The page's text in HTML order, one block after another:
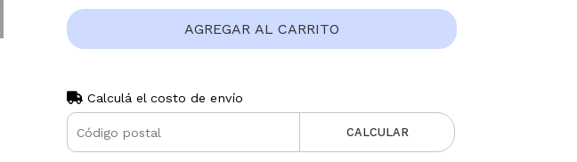
AGREGAR AL CARRITO
Calculá el costo de envío
CALCULAR